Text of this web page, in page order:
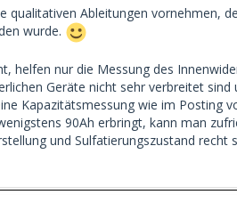
qualitativen Ableitungen vornehmen,
wurde.
helfen nur die Messung des
Geräte nicht sehr verbreitet
Kapazitätsmessung wie im Posting
90Ah erbringt, kann man
und Sulfatierungszustand